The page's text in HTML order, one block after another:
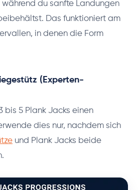
während du sanfte Landungen
Das funktioniert am
in denen die Form
(Experten-
bis 5 Plank Jacks einen
dies nur, nachdem sich
und Plank Jacks beide